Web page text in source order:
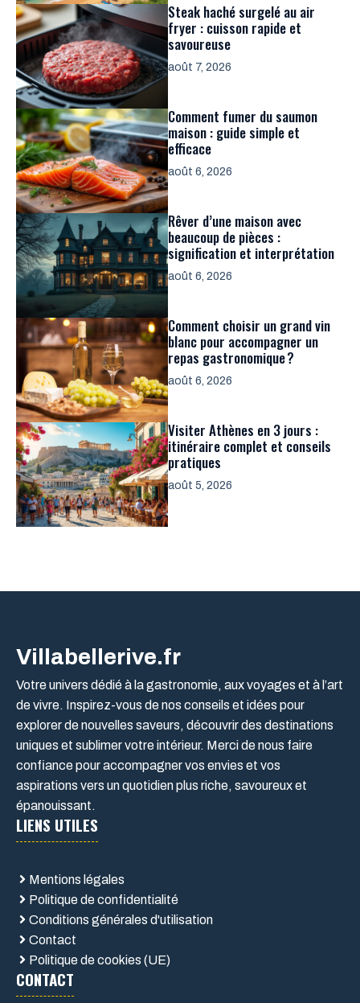
Steak haché surgelé au air
fryer : cuisson rapide et
savoureuse
août 7, 2026
Comment fumer du saumon
maison : guide simple et
efficace
août 6, 2026
Rêver d’une maison avec
beaucoup de pièces :
signification et interprétation
août 6, 2026
Comment choisir un grand vin
blanc pour accompagner un
repas gastronomique ?
août 6, 2026
Visiter Athènes en 3 jours :
itinéraire complet et conseils
pratiques
août 5, 2026
Villabellerive.fr
Votre univers dédié à la gastronomie, aux voyages et à l’art
de vivre. Inspirez-vous de nos conseils et idées pour
explorer de nouvelles saveurs, découvrir des destinations
uniques et sublimer votre intérieur. Merci de nous faire
confiance pour accompagner vos envies et vos
aspirations vers un quotidien plus riche, savoureux et
épanouissant.
LIENS UTILES
Mentions légales
Politique de confidentialité
Conditions générales d'utilisation
Contact
Politique de cookies (UE)
CONTACT